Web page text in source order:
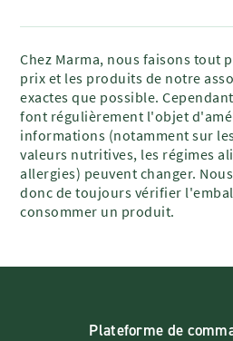
Chez Marma, nous faisons tout
prix et les produits de notre
exactes que possible.
font régulièrement l'objet
informations (notamment sur
valeurs nutritives, les régimes
allergies) peuvent changer.
donc de toujours vérifier
consommer un produit.
Plateforme de